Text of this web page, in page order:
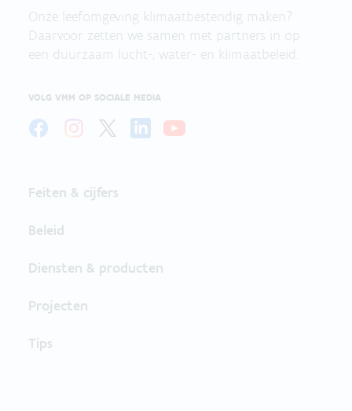
Onze leefomgeving klimaatbestendig maken?
Daarvoor zetten we samen met partners in op
een duurzaam lucht-, water- en klimaatbeleid.
VOLG VMM OP SOCIALE MEDIA
Feiten & cijfers
Beleid
Diensten & producten
Projecten
Tips